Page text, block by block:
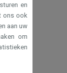
en
ons ook
aan uw
om